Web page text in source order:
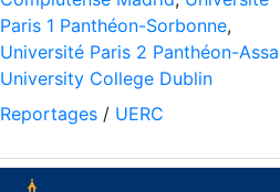
Paris 1 Panthéon-Sorbonne,
Université Paris 2 Panthéon-
University College Dublin
Reportages / UERC